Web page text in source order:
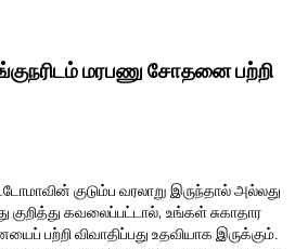
மரபணு சோதனை பற்றி
குடும்ப வரலாறு இருந்தால் அல்லது
கவலைப்பட்டால், உங்கள் சுகாதார
பற்றி விவாதிப்பது உதவியாக இருக்கும்.